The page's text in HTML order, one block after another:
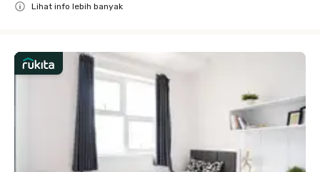
Lihat info lebih banyak